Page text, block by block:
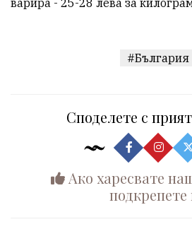
варира - 25-28 лева за
#България
Споделете с
Ако харесвате
подкрепете